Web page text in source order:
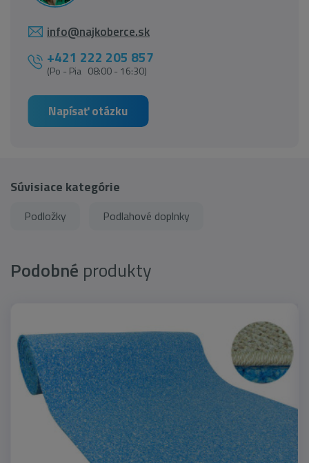
info@najkoberce.sk
+421 222 205 857
(Po - Pia 08:00 - 16:30)
Napísať otázku
Súvisiace kategórie
Podložky Podlahové doplnky
Podobné produkty